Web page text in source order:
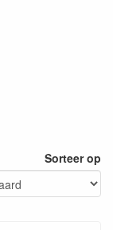
Sorteer op